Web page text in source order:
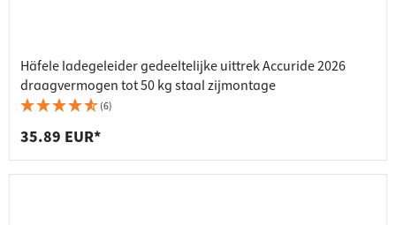
Häfele ladegeleider gedeeltelijke uittrek Accuride 2026
draagvermogen tot 50 kg staal zijmontage
(6)
35.89 EUR*